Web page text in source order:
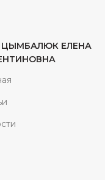
ЕЛЕНА